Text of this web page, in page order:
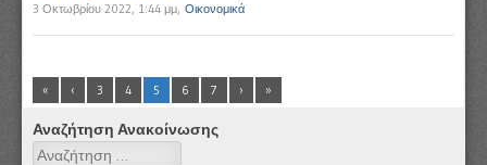
3 Οκτωβρίου 2022, 1:44 μμ, Οικονομικά
« ‹ 3 4 5 6 7 › »
Αναζήτηση Ανακοίνωσης
Αναζήτηση